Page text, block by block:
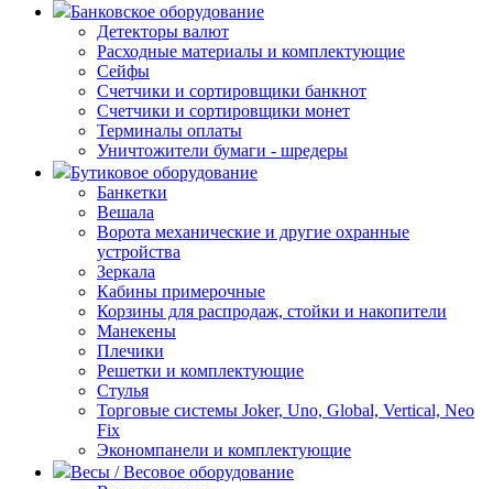
Банковское оборудование
Детекторы валют
Расходные материалы и комплектующие
Сейфы
Счетчики и сортировщики банкнот
Счетчики и сортировщики монет
Терминалы оплаты
Уничтожители бумаги - шредеры
Бутиковое оборудование
Банкетки
Вешала
Ворота механические и другие охранные
устройства
Зеркала
Кабины примерочные
Корзины для распродаж, стойки и накопители
Манекены
Плечики
Решетки и комплектующие
Стулья
Торговые системы Joker, Uno, Global, Vertical, Neo
Fix
Экономпанели и комплектующие
Весы / Весовое оборудование